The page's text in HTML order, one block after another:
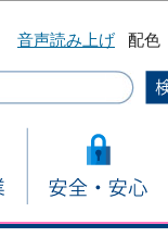
音声読み上げ 配色